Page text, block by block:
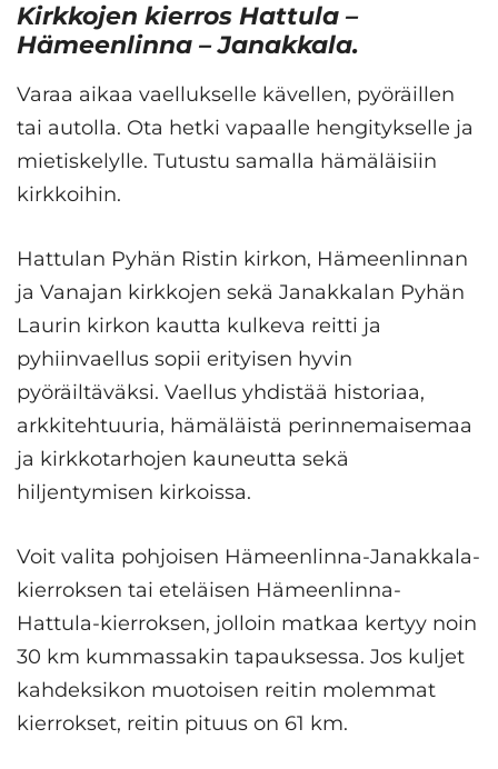
Kirkkojen kierros Hattula –
Hämeenlinna – Janakkala.
Varaa aikaa vaellukselle kävellen, pyöräillen
tai autolla. Ota hetki vapaalle hengitykselle ja
mietiskelylle. Tutustu samalla hämäläisiin
kirkkoihin.
Hattulan Pyhän Ristin kirkon, Hämeenlinnan
ja Vanajan kirkkojen sekä Janakkalan Pyhän
Laurin kirkon kautta kulkeva reitti ja
pyhiinvaellus sopii erityisen hyvin
pyöräiltäväksi. Vaellus yhdistää historiaa,
arkkitehtuuria, hämäläistä perinnemaisemaa
ja kirkkotarhojen kauneutta sekä
hiljentymisen kirkoissa.
Voit valita pohjoisen Hämeenlinna-Janakkala-
kierroksen tai eteläisen Hämeenlinna-
Hattula-kierroksen, jolloin matkaa kertyy noin
30 km kummassakin tapauksessa. Jos kuljet
kahdeksikon muotoisen reitin molemmat
kierrokset, reitin pituus on 61 km.